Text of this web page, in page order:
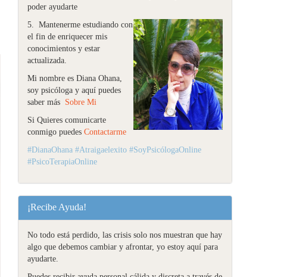
poder ayudarte
5. Mantenerme estudiando con
el fin de enriquecer mis
conocimientos y estar
actualizada.
Mi nombre es Diana Ohana,
soy psicóloga y aquí puedes
saber más Sobre Mi
Si Quieres comunicarte
conmigo puedes Contactarme
#DianaOhana #Atraigaelexito #SoyPsicólogaOnline
#PsicoTerapiaOnline
¡Recibe Ayuda!
No todo está perdido, las crisis solo nos muestran que hay
algo que debemos cambiar y afrontar, yo estoy aquí para
ayudarte.